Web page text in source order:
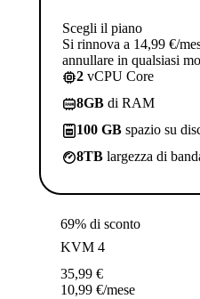
Scegli il piano
Si rinnova a 14,99 €/
annullare in qualsiasi
2 vCPU Core
8GB di RAM
100 GB spazio su
8TB largezza di
69% di sconto
KVM 4
35,99 €
10,99 €/mese